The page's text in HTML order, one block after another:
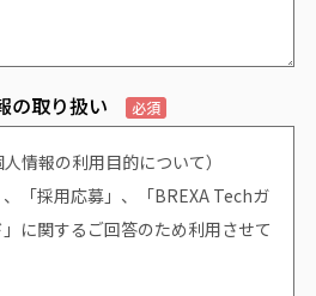
の取り扱い 必須
情報の利用目的について）
、「採用応募」、「BREXA Techガ
に関するご回答のため利用させて